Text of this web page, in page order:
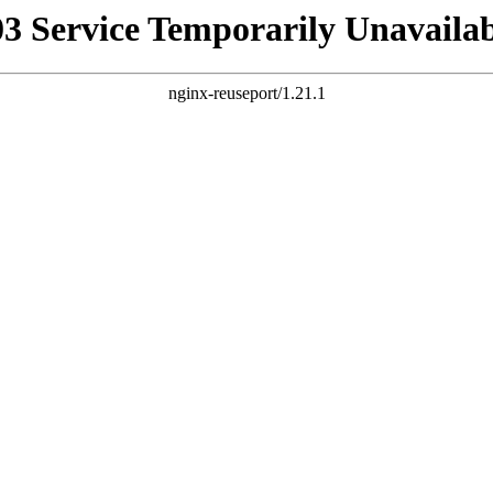
Service Temporarily
nginx-reuseport/1.21.1